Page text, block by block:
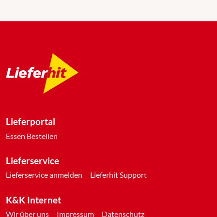
Lieferportal
Essen Bestellen
Lieferservice
Lieferservice anmelden Lieferhit Support
K&K Internet
Wir über uns Impressum Datenschutz